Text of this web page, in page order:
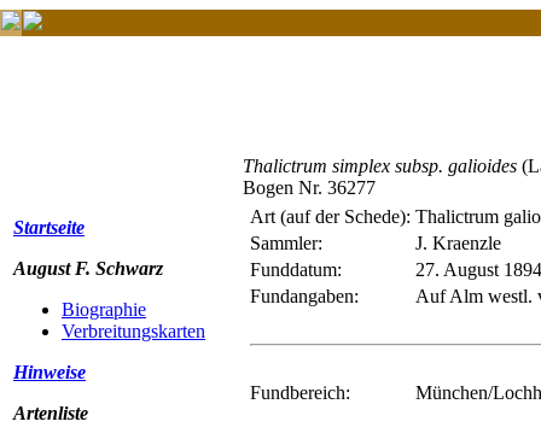
Startseite
August F. Schwarz
Biographie
Verbreitungskarten
Hinweise
Artenliste
Thalictrum simplex subsp. galioides
Bogen Nr. 36277
Art (auf der Schede): Thalictrum
Sammler:
J. Kraenzle
Funddatum:
27. August 1894
Fundangaben:
Auf Alm westl.
Fundbereich: München/